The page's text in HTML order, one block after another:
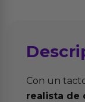
Con un
realista de